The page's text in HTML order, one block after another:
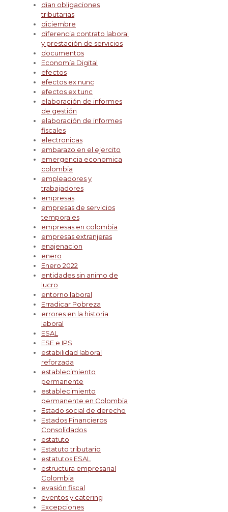
dian obligaciones
tributarias
diciembre
diferencia contrato laboral
y prestación de servicios
documentos
Economía Digital
efectos
efectos ex nunc
efectos ex tunc
elaboración de informes
de gestión
elaboración de informes
fiscales
electronicas
embarazo en el ejercito
emergencia economica
colombia
empleadores y
trabajadores
empresas
empresas de servicios
temporales
empresas en colombia
empresas extranjeras
enajenacion
enero
Enero 2022
entidades sin animo de
lucro
entorno laboral
Erradicar Pobreza
errores en la historia
laboral
ESAL
ESE e IPS
estabilidad laboral
reforzada
establecimiento
permanente
establecimiento
permanente en Colombia
Estado social de derecho
Estados Financieros
Consolidados
estatuto
Estatuto tributario
estatutos ESAL
estructura empresarial
Colombia
evasión fiscal
eventos y catering
Excepciones